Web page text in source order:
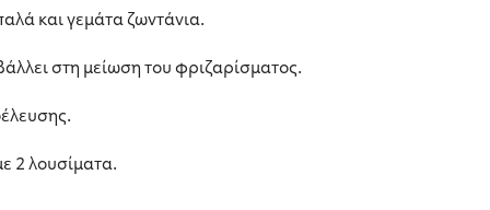
και γεμάτα ζωντάνια.
στη μείωση του φριζαρίσματος.
2 λουσίματα.